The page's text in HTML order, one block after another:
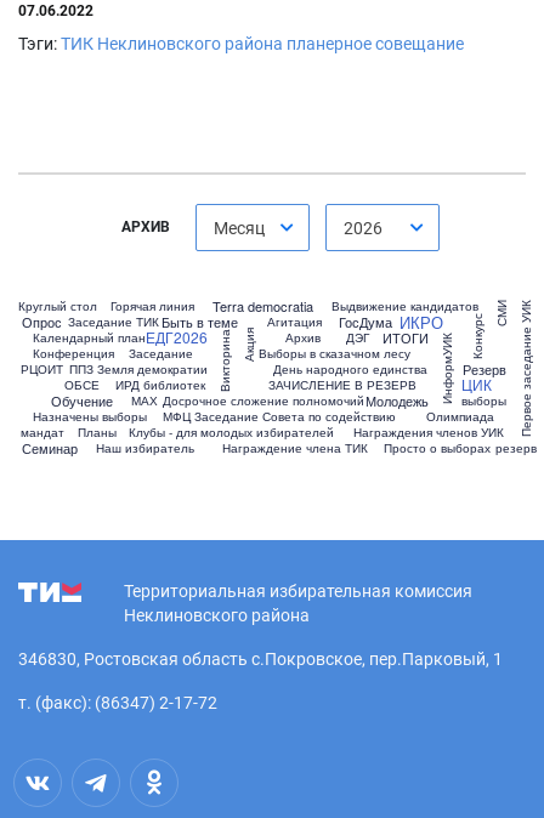
07.06.2022
Тэги:ТИК Неклиновского района планерное совещание
АРХИВ Месяц 2026
Terra democratia
Агитация
Акция Архив
Быть в теме
Викторина Выборы в сказачном лесу
Выдвижение кандидатов
Горячая линия
ГосДума
ДЭГ
День народного единства
Досрочное сложение полномочий
ЕДГ2026
ЗАЧИСЛЕНИЕ В РЕЗЕРВ
Заседание
Заседание Совета по содействию
Заседание ТИК
Земля демократии
ИКРО
ИРД библиотек
ИТОГИ ИнформУИК
Календарный план
Клубы - для молодых избирателей
Конкурс
Конференция
Круглый стол
МАХ
МФЦ
Молодежь
Награждение члена ТИК
Награждения членов УИК
Назначены выборы
Наш избиратель
ОБСЕ
Обучение
Олимпиада
Опрос
ППЗ Первое заседание УИК
Планы
Просто о выборах
РЦОИТ Резерв
СМИ
Семинар
ЦИК
выборы
мандат
резерв
Территориальная избирательная комиссия
Неклиновского района
346830, Ростовская область с.Покровское, пер.Парковый, 1
т. (факс): (86347) 2-17-72